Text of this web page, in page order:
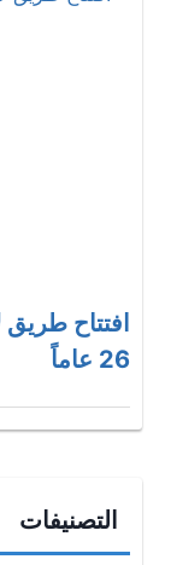
افتتاح طريق
26 عاماً
التصنيفات